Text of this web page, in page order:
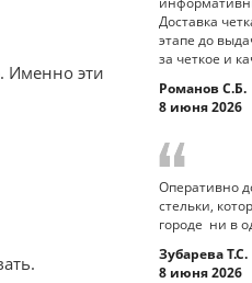
Именно эти
Доставка
этапе до
за четкое и
Романов С.Б.
8 июня 2026
Оперативно
стельки,
городе ни в
Зубарева Т.С.
8 июня 2026